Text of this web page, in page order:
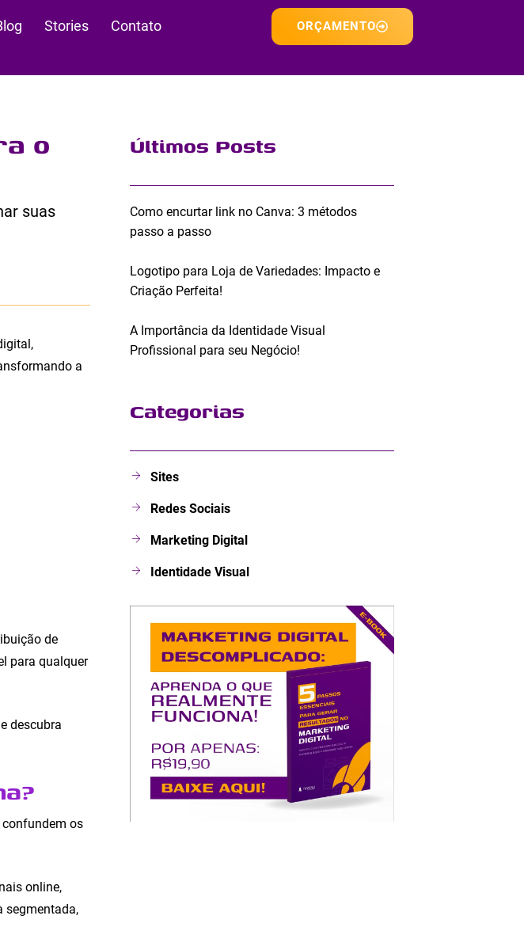
Stories Contato ORÇAMENTO
o
suas
a
de
para qualquer
descubra
os
online,
segmentada,
Últimos Posts
Como encurtar link no Canva: 3 métodos
passo a passo
Logotipo para Loja de Variedades: Impacto e
Criação Perfeita!
A Importância da Identidade Visual
Profissional para seu Negócio!
Categorias
Sites
Redes Sociais
Marketing Digital
Identidade Visual